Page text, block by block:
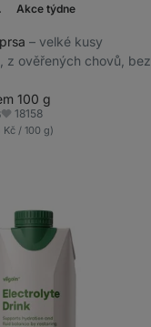
Akce týdne
⁠–⁠ velké kusy
z ověřených chovů, bez
100 g
Oblíbené
18158
Kč / 100 g)